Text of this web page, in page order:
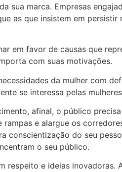
sua marca. Empresas
as que insistem em persistir
em favor de causas que
com suas motivações.
da mulher com
se interessa pelas
afinal, o público
e alargue os
conscientização do seu
o seu público.
respeito e ideias inovadoras.